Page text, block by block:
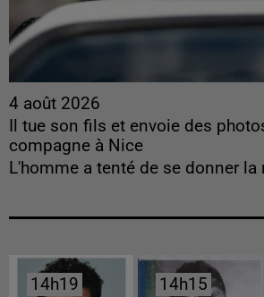
4 août 2026
Il tue son fils et envoie des
compagne à Nice
L'homme a tenté de se donner la
14h19
14h19 14h15
14h15